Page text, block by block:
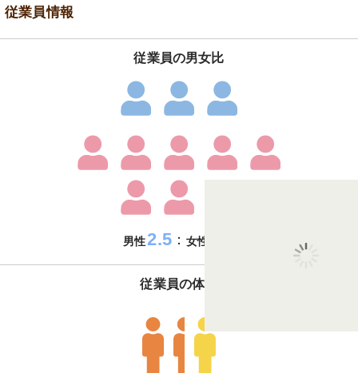
従業員情報
従業員の男女比
男性2.5：女性
従業員の体制